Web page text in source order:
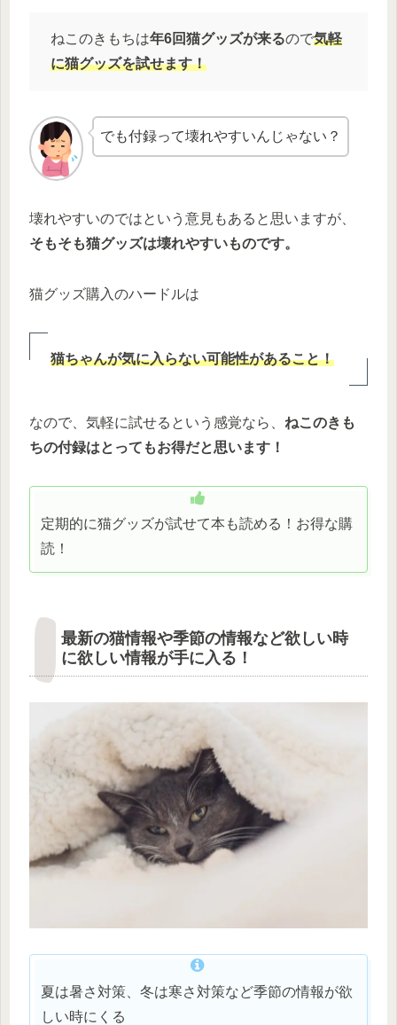
ねこのきもちは年6回猫グッズが来るので気軽
に猫グッズを試せます！
でも付録って壊れやすいんじゃない？
壊れやすいのではという意見もあると思いますが、
そもそも猫グッズは壊れやすいものです。
猫グッズ購入のハードルは
猫ちゃんが気に入らない可能性があること！
なので、気軽に試せるという感覚なら、 ねこのきも
ちの付録はとってもお得だと思います！
定期的に猫グッズが試せて本も読める！お得な購
読！
最新の猫情報や季節の情報など欲しい時
に欲しい情報が手に入る！
夏は暑さ対策、冬は寒さ対策など季節の情報が欲
しい時にくる